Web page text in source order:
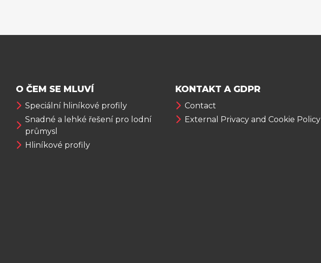
O ČEM SE MLUVÍ
Speciální hliníkové profily
Snadné a lehké řešení pro lodní
průmysl
Hliníkové profily
KONTAKT A GDPR
Contact
External Privacy and Cookie Policy